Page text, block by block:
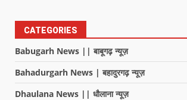
CATEGORIES
Babugarh News || बाबूगढ़ न्यूज़
Bahadurgarh News | बहादुरगढ़ न्यूज़
Dhaulana News || धौलाना न्यूज़